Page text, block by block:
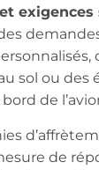
exigences
sol ou des
de
de